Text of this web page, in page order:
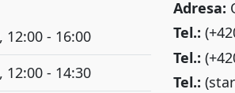
12:00 - 16:00
12:00 - 14:30
Adresa:
Tel.:
Tel.:
Tel.: